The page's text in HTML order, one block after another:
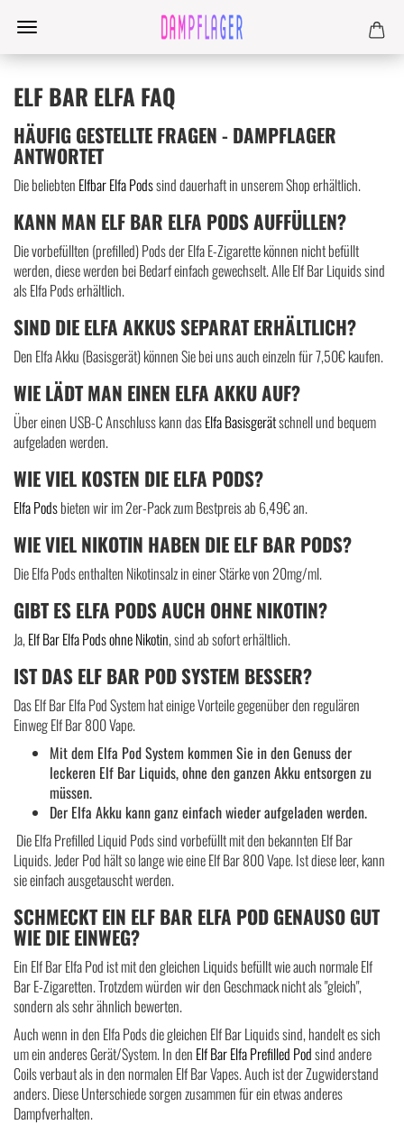
ELF BAR ELFA FAQ
HÄUFIG GESTELLTE FRAGEN - DAMPFLAGER
ANTWORTET
Die beliebten Elfbar Elfa Podssind dauerhaft in unserem Shop erhältlich.
KANN MAN ELF BAR ELFA PODS AUFFÜLLEN?
Die vorbefüllten (prefilled) Pods der Elfa E-Zigarette können nicht befüllt
werden, diese werden bei Bedarf einfach gewechselt. Alle Elf Bar Liquids sind
als Elfa Pods erhältlich.
SIND DIE ELFA AKKUS SEPARAT ERHÄLTLICH?
Den Elfa Akku (Basisgerät) können Sie bei uns auch einzeln für 7,50€ kaufen.
WIE LÄDT MAN EINEN ELFA AKKU AUF?
Über einen USB-C Anschluss kann dasElfa Basisgerätschnell und bequem
aufgeladen werden.
WIE VIEL KOSTEN DIE ELFA PODS?
Elfa Podsbieten wir im 2er-Pack zum Bestpreis ab 6,49€ an.
WIE VIEL NIKOTIN HABEN DIE ELF BAR PODS?
Die Elfa Pods enthalten Nikotinsalz in einer Stärke von 20mg/ml.
GIBT ES ELFA PODS AUCH OHNE NIKOTIN?
Ja,Elf Bar Elfa Pods ohne Nikotin, sind ab sofort erhältlich.
IST DAS ELF BAR POD SYSTEM BESSER?
Das Elf Bar Elfa Pod System hat einige Vorteile gegenüber den regulären
Einweg Elf Bar 800 Vape.
Mit dem Elfa Pod System kommen Sie in den Genuss der
leckeren Elf Bar Liquids, ohne den ganzen Akku entsorgen zu
müssen.
Der Elfa Akku kann ganz einfach wieder aufgeladen werden.
Die Elfa Prefilled Liquid Pods sind vorbefüllt mit den bekannten Elf Bar
Liquids. Jeder Pod hält so lange wie eine Elf Bar 800 Vape. Ist diese leer, kann
sie einfach ausgetauscht werden.
SCHMECKT EIN ELF BAR ELFA POD GENAUSO GUT
WIE DIE EINWEG?
Ein Elf Bar Elfa Pod ist mit den gleichen Liquids befüllt wie auch normale Elf
Bar E-Zigaretten. Trotzdem würden wir den Geschmack nicht als "gleich",
sondern als sehr ähnlich bewerten.
Auch wenn in den Elfa Pods die gleichen Elf Bar Liquids sind, handelt es sich
um ein anderes Gerät/System. In den Elf Bar Elfa Prefilled Podsind andere
Coils verbaut als in den normalen Elf Bar Vapes. Auch ist der Zugwiderstand
anders. Diese Unterschiede sorgen zusammen für ein etwas anderes
Dampfverhalten.